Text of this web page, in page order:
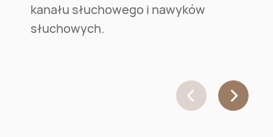
kanału słuchowego i nawyków
słuchowych.